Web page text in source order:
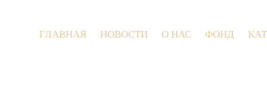
ГЛАВНАЯ НОВОСТИ О НАС ФОНД